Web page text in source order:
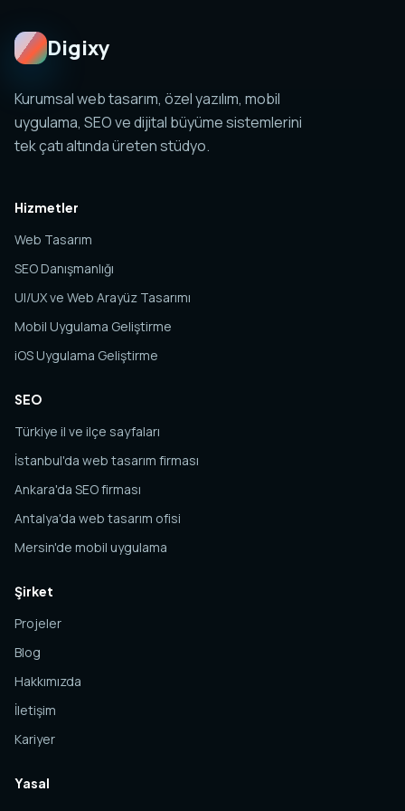
Digixy
Kurumsal web tasarım, özel yazılım, mobil
uygulama, SEO ve dijital büyüme sistemlerini
tek çatı altında üreten stüdyo.
Hizmetler
Web Tasarım
SEO Danışmanlığı
UI/UX ve Web Arayüz Tasarımı
Mobil Uygulama Geliştirme
iOS Uygulama Geliştirme
SEO
Türkiye il ve ilçe sayfaları
İstanbul'da web tasarım firması
Ankara'da SEO firması
Antalya'da web tasarım ofisi
Mersin'de mobil uygulama
Şirket
Projeler
Blog
Hakkımızda
İletişim
Kariyer
Yasal